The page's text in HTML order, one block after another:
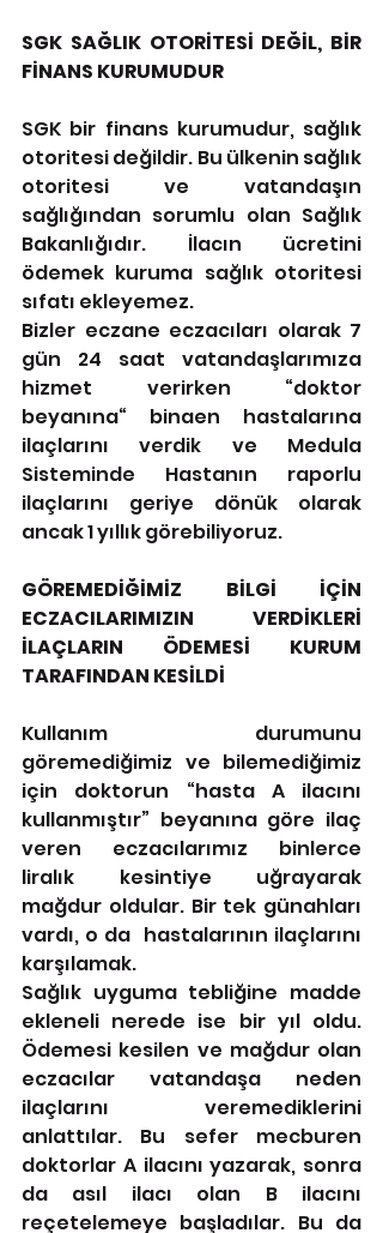
SGK SAĞLIK OTORİTESİ DEĞİL, BİR
FİNANS KURUMUDUR
SGK bir finans kurumudur, sağlık
otoritesi değildir. Bu ülkenin sağlık
otoritesi ve vatandaşın
sağlığından sorumlu olan Sağlık
Bakanlığıdır. İlacın ücretini
ödemek kuruma sağlık otoritesi
sıfatı ekleyemez.
Bizler eczane eczacıları olarak 7
gün 24 saat vatandaşlarımıza
hizmet verirken “doktor
beyanına“ binaen hastalarına
ilaçlarını verdik ve Medula
Sisteminde Hastanın raporlu
ilaçlarını geriye dönük olarak
ancak 1 yıllık görebiliyoruz.
GÖREMEDİĞİMİZ BİLGİ İÇİN
ECZACILARIMIZIN VERDİKLERİ
İLAÇLARIN ÖDEMESİ KURUM
TARAFINDAN KESİLDİ
Kullanım durumunu
göremediğimiz ve bilemediğimiz
için doktorun “hasta A ilacını
kullanmıştır” beyanına göre ilaç
veren eczacılarımız binlerce
liralık kesintiye uğrayarak
mağdur oldular. Bir tek günahları
vardı, o da  hastalarının ilaçlarını
karşılamak.
Sağlık uyguma tebliğine madde
ekleneli nerede ise bir yıl oldu.
Ödemesi kesilen ve mağdur olan
eczacılar vatandaşa neden
ilaçlarını veremediklerini
anlattılar. Bu sefer mecburen
doktorlar A ilacını yazarak, sonra
da asıl ilacı olan B ilacını
reçetelemeye başladılar. Bu da